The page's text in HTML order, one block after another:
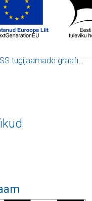
tugijaamade graafikud